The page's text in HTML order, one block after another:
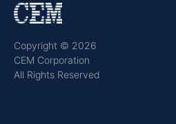
Copyright © 2026
CEM Corporation
All Rights Reserved